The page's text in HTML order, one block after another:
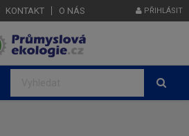
KONTAKT O NÁS PŘIHLÁSIT